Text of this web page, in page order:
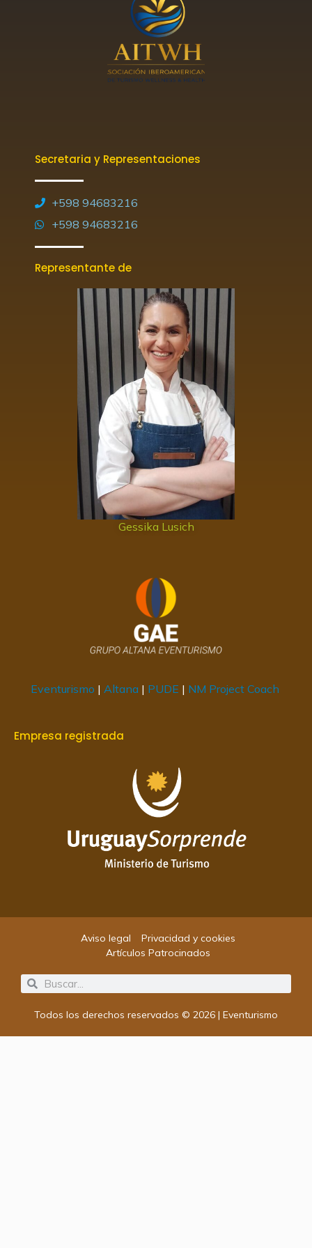
Secretaria y Representaciones
+598 94683216
+598 94683216
Representante de
Gessika Lusich
Eventurismo | Altana | PUDE | NM Project Coach
Empresa registrada
Todos los derechos reservados © 2026 | Eventurismo
SearchSearch
Aviso legal
Privacidad y cookies
Artículos Patrocinados